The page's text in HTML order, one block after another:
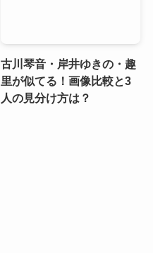
古川琴音・岸井ゆきの・趣
里が似てる！画像比較と3
人の見分け方は？